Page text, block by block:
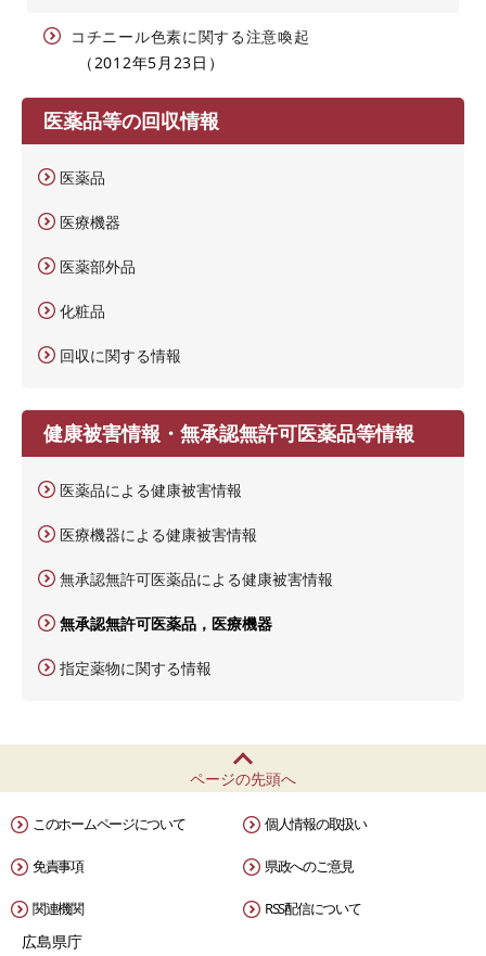
コチニール色素に関する注意喚起
2012年5月23日
医薬品等の回収情報
医薬品
医療機器
医薬部外品
化粧品
回収に関する情報
健康被害情報・無承認無許可医薬品等情報
医薬品による健康被害情報
医療機器による健康被害情報
無承認無許可医薬品による健康被害情報
無承認無許可医薬品，医療機器
指定薬物に関する情報
ページの先頭へ
このホームページについて 個人情報の取扱い
免責事項 県政へのご意見
関連機関 RSS配信について
広島県庁